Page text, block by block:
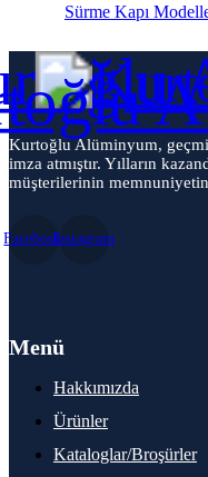
Sürme Kapı
Kurtoğlu Alüminyum,
imza atmıştır. Yılların
müşterilerinin
FacebookInstagram
Menü
Hakkımızda
Ürünler
Kataloglar/Broşürler